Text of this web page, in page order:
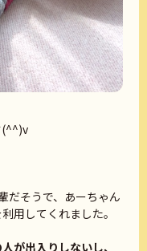
(^^)v
だそうで、あーちゃん
用してくれました。
が出入りしないし、